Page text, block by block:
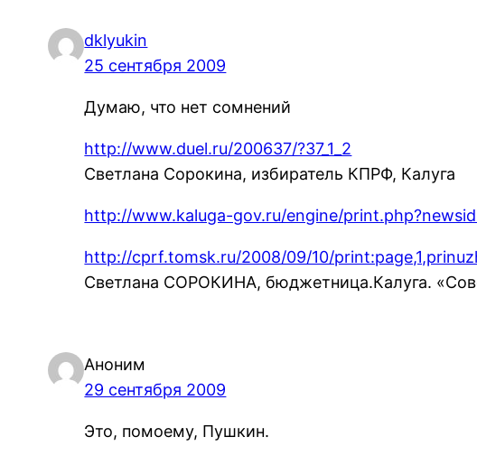
dklyukin
25 сентября 2009
Думаю, что нет сомнений
http://www.duel.ru/200637/?37_1_2
Светлана Сорокина, избиратель КПРФ, Калуга
http://www.kaluga-gov.ru/engine/
http://cprf.tomsk.ru/2008/09/10/
Светлана СОРОКИНА, бюджетница.Калуга.
Аноним
29 сентября 2009
Это, помоему, Пушкин.